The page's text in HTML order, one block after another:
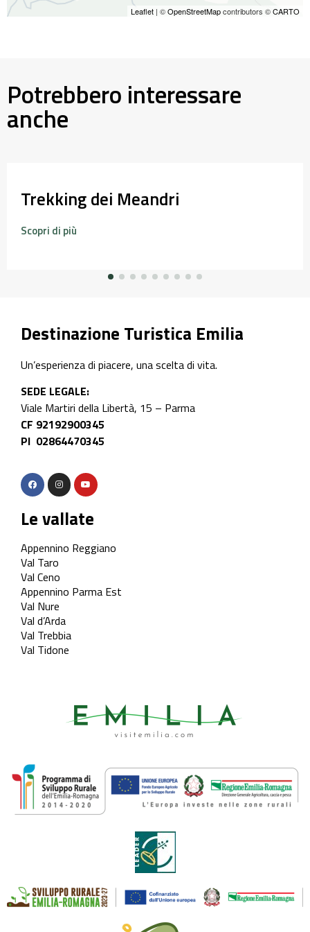
Leaflet | ©OpenStreetMapcontributors ©CARTO
Potrebbero interessare
anche
Trekking dei Meandri
Scopri di più
Destinazione Turistica Emilia
Un’esperienza di piacere, una scelta di vita.
SEDE LEGALE:
Viale Martiri della Libertà, 15 – Parma
CF 92192900345
PI 02864470345
Le vallate
Appennino Reggiano
Val Taro
Val Ceno
Appennino Parma Est
Val Nure
Val d’Arda
Val Trebbia
Val Tidone